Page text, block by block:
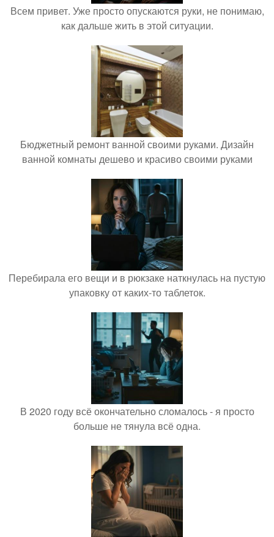
Всем привет. Уже просто опускаются руки, не понимаю,
как дальше жить в этой ситуации.
Бюджетный ремонт ванной своими руками. Дизайн
ванной комнаты дешево и красиво своими руками
Перебирала его вещи и в рюкзаке наткнулась на пустую
упаковку от каких-то таблеток.
В 2020 году всё окончательно сломалось - я просто
больше не тянула всё одна.